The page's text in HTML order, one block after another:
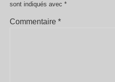
sont indiqués avec *
Commentaire *